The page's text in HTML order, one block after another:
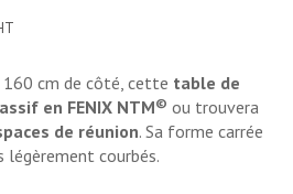
cm de côté, cette table de
en FENIX NTM© ou trouvera
de réunion. Sa forme carrée
légèrement courbés.